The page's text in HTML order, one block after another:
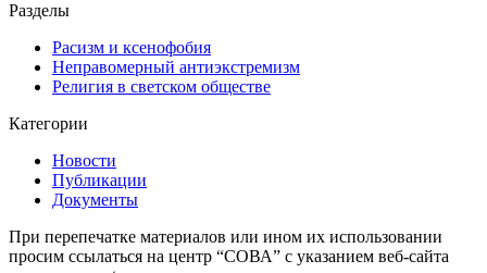
Разделы
Расизм и ксенофобия
Неправомерный антиэкстремизм
Религия в светском обществе
Категории
Новости
Публикации
Документы
При перепечатке материалов или ином их использовании
просим ссылаться на центр “СОВА” с указанием веб-сайта